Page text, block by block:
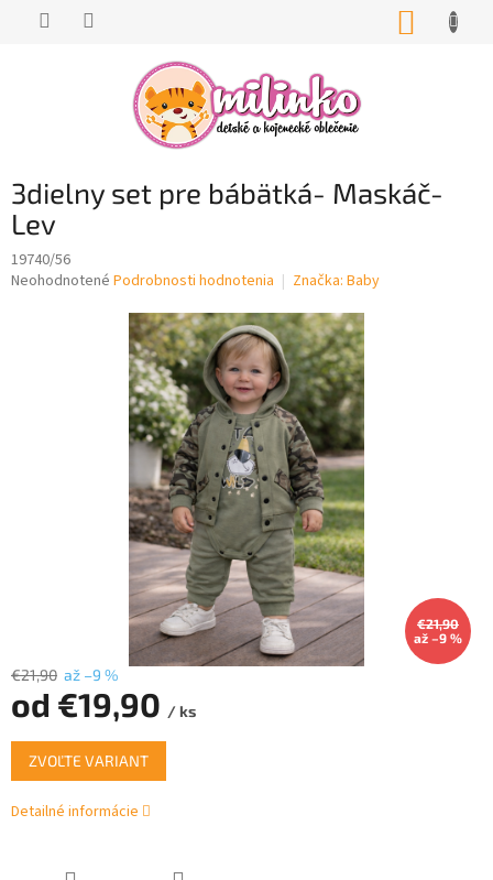
3dielny set pre bábätká- Maskáč-
Lev
19740/56
Priemerné
Neohodnotené Podrobnosti hodnotenia Značka: Baby
€21,90
až –9 %
€21,90 až –9 %
od €19,90 / ks
Jednotková
cena:
ZVOĽTE VARIANT
Detailné informácie